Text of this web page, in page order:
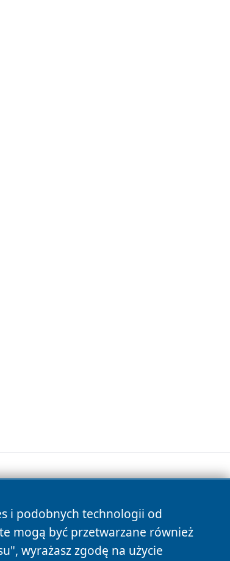
i podobnych technologii od
mogą być przetwarzane również
wyrażasz zgodę na użycie